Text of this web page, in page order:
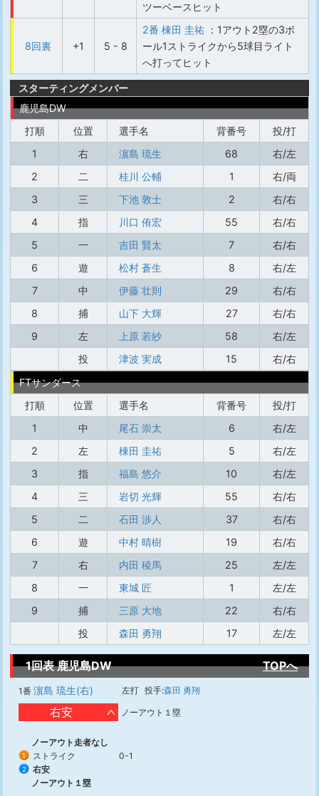
ツーベースヒット
8回裏 +1 5 - 8
2番 棟田 圭祐 ：1アウト2塁の3ボ
ール1ストライクから5球目ライト
へ打ってヒット
スターティングメンバー
鹿児島DW
打順
位置 選手名 背番号
投/打
1
右 濵島 琉生 68
右/左
2
二 桂川 公輔 1
右/両
3
三 下池 敦士 2
右/右
4
指 川口 侑宏 55
右/右
5
一 吉田 賢太 7
右/右
6
遊 松村 蒼生 8
右/左
7
中 伊藤 壮則 29
右/右
8
捕 山下 大輝 27
右/右
9
左 上原 若紗 58
右/左
投
津波 実成 15
右/右
FTサンダース
打順
位置 選手名 背番号
投/打
1
中 尾石 崇太 6
右/左
2
左 棟田 圭祐 5
右/左
3
指 福島 悠介 10
右/左
4
三 岩切 光輝 55
右/右
5
二 石田 渉人 37
右/右
6
遊 中村 晴樹 19
右/右
7
右 内田 稜馬 25
左/左
8
一 東城 匠 1
左/左
9
捕 三原 大地 22
右/右
投
森田 勇翔 17 左/左
1回表 鹿児島DW TOPへ
1番 濵島 琉生(右) 左打 投手:森田 勇翔
右安 ノーアウト１塁
ノーアウト走者なし
1 ストライク 0-1
2
右安
ノーアウト１塁